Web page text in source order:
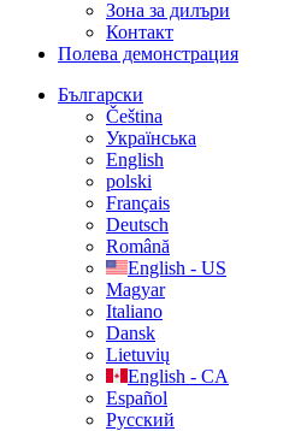
Зона за дилъри
Контакт
Полева демонстрация
Български
Čeština
Українська
English
polski
Français
Deutsch
Română
English - US
Magyar
Italiano
Dansk
Lietuvių
English - CA
Español
Русский